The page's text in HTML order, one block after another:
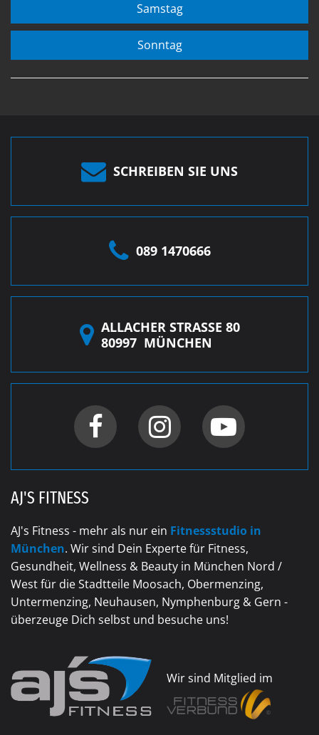
Samstag
Sonntag
SCHREIBEN SIE UNS
089 1470666
ALLACHER STRASSE 80
80997 MÜNCHEN
AJ'S FITNESS
AJ's Fitness - mehr als nur ein Fitnessstudio in
München. Wir sind Dein Experte für Fitness,
Gesundheit, Wellness & Beauty in München Nord /
West für die Stadtteile Moosach, Obermenzing,
Untermenzing, Neuhausen, Nymphenburg & Gern -
überzeuge Dich selbst und besuche uns!
Wir sind Mitglied im